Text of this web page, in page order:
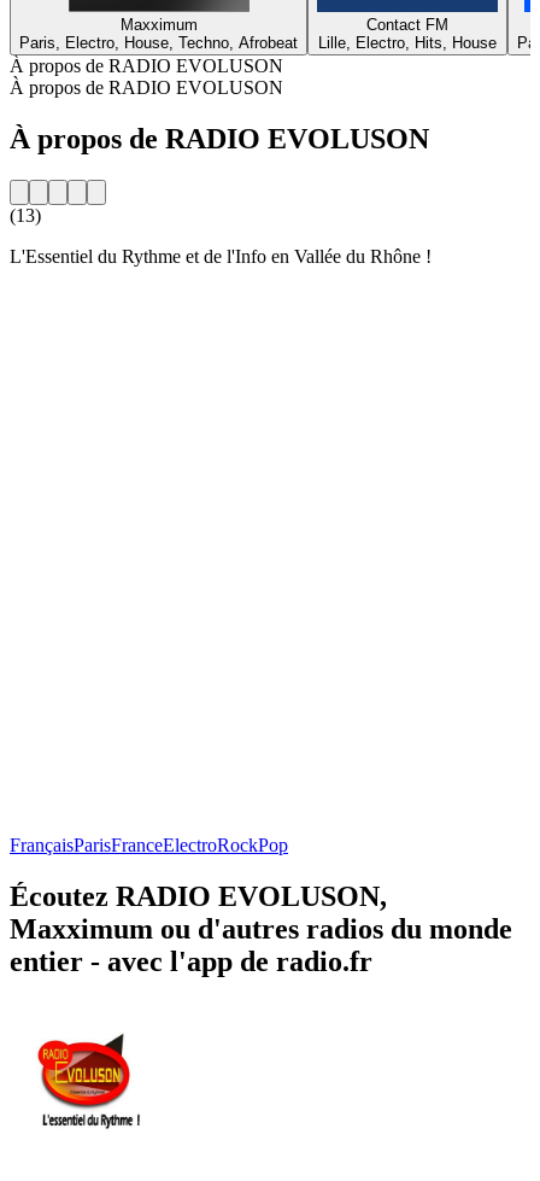
Maxximum
Paris, Electro, House, Techno, Afrobeat
Contact FM
Lille, Electro, Hits, House
À propos de RADIO EVOLUSON
À propos de RADIO EVOLUSON
À propos de RADIO EVOLUSON
(13)
L'Essentiel du Rythme et de l'Info en Vallée du Rhône !
FrançaisParisFranceElectroRockPop
Écoutez RADIO EVOLUSON,
Maxximum ou d'autres radios du monde
entier - avec l'app de radio.fr